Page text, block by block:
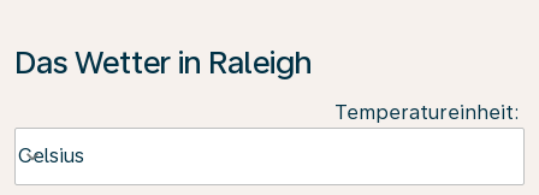
Das Wetter in Raleigh
Temperatureinheit:
Celsius
keyboard_arrow_down